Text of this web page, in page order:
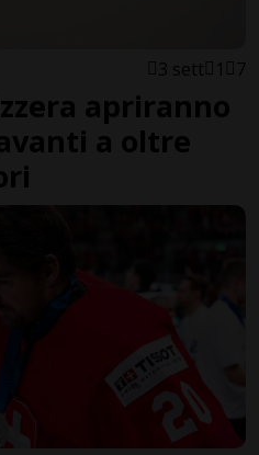
3 sett 1 7
apriranno
a oltre